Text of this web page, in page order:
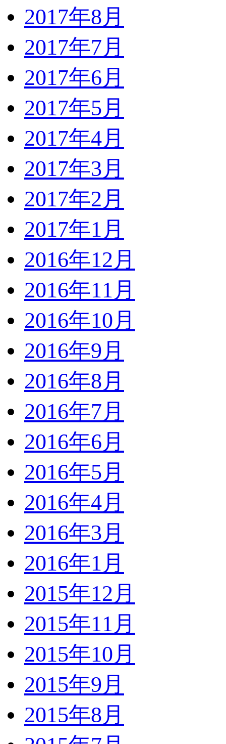
2017年8月
2017年7月
2017年6月
2017年5月
2017年4月
2017年3月
2017年2月
2017年1月
2016年12月
2016年11月
2016年10月
2016年9月
2016年8月
2016年7月
2016年6月
2016年5月
2016年4月
2016年3月
2016年1月
2015年12月
2015年11月
2015年10月
2015年9月
2015年8月